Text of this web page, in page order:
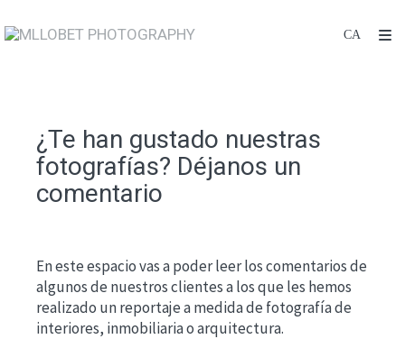
¿Te han gustado nuestras
fotografías? Déjanos un
comentario
En este espacio vas a poder leer los comentarios de
algunos de nuestros clientes a los que les hemos
realizado un reportaje a medida de fotografía de
interiores, inmobiliaria o arquitectura.